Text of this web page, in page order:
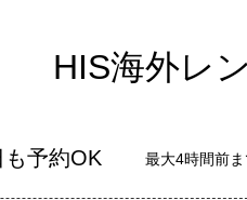
HIS海外レ
予約OK 最大4時間前